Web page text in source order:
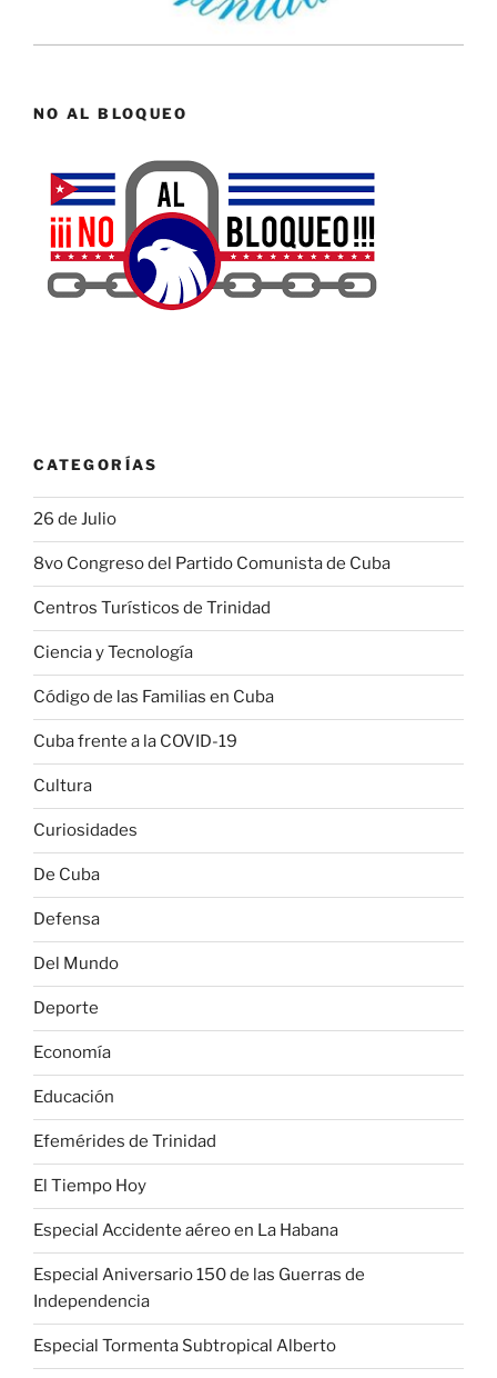
NO AL BLOQUEO
CATEGORÍAS
26 de Julio
8vo Congreso del Partido Comunista de Cuba
Centros Turísticos de Trinidad
Ciencia y Tecnología
Código de las Familias en Cuba
Cuba frente a la COVID-19
Cultura
Curiosidades
De Cuba
Defensa
Del Mundo
Deporte
Economía
Educación
Efemérides de Trinidad
El Tiempo Hoy
Especial Accidente aéreo en La Habana
Especial Aniversario 150 de las Guerras de
Independencia
Especial Tormenta Subtropical Alberto